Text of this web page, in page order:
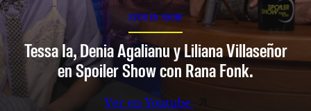
SPOILER SHOW
Tessa Ia, Denia Agalianu y Liliana Villaseñor
en Spoiler Show con Rana Fonk.
Ver en Youtube